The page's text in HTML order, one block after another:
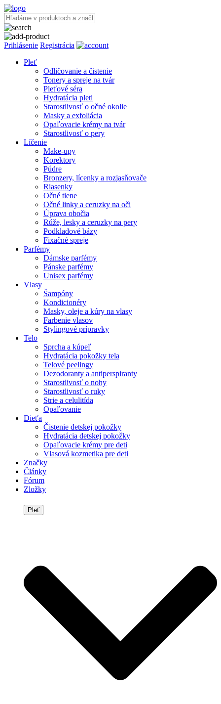
Prihlásenie Registrácia
Pleť
Odličovanie a čistenie
Tonery a spreje na tvár
Pleťové séra
Hydratácia pleti
Starostlivosť o očné okolie
Masky a exfoliácia
Opaľovacie krémy na tvár
Starostlivosť o pery
Líčenie
Make-upy
Korektory
Púdre
Bronzery, lícenky a rozjasňovače
Riasenky
Očné tiene
Očné linky a ceruzky na oči
Úprava obočia
Rúže, lesky a ceruzky na pery
Podkladové bázy
Fixačné spreje
Parfémy
Dámske parfémy
Pánske parfémy
Unisex parfémy
Vlasy
Šampóny
Kondicionéry
Masky, oleje a kúry na vlasy
Farbenie vlasov
Stylingové prípravky
Telo
Sprcha a kúpeľ
Hydratácia pokožky tela
Telové peelingy
Dezodoranty a antiperspiranty
Starostlivosť o nohy
Starostlivosť o ruky
Strie a celulitída
Opaľovanie
Dieťa
Čistenie detskej pokožky
Hydratácia detskej pokožky
Opaľovacie krémy pre deti
Vlasová kozmetika pre deti
Značky
Články
Fórum
Zložky
Pleť